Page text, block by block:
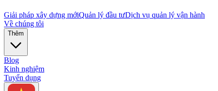
Giải pháp xây dựng mớiQuản lý đầu tưDịch vụ quản lý vận hành
Về chúng tôi
Thêm
Blog
Kinh nghiệm
Tuyển dụng